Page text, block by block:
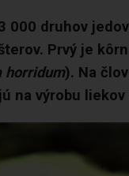
000 druhov
Prvý je
horridum). Na
na výrobu